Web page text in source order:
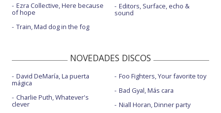
Ezra Collective, Here because
of hope
Train, Mad dog in the fog
Editors, Surface, echo &
sound
NOVEDADES DISCOS
David DeMaría, La puerta
mágica
Charlie Puth, Whatever's
clever
Foo Fighters, Your favorite toy
Bad Gyal, Más cara
Niall Horan, Dinner party